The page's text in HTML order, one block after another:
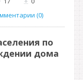
(0)
по
дома